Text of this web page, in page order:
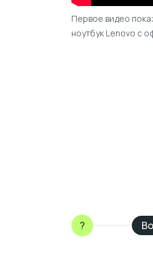
Первое видео
ноутбук Lenovo с
?